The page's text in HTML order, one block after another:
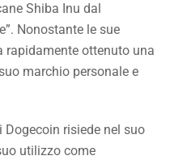
Shiba Inu dal
Nonostante le sue
rapidamente ottenuto una
marchio personale e
risiede nel suo
utilizzo come